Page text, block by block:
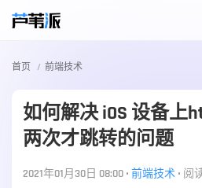
首页 前端技术
如何解决 iOS 设备上
两次才跳转的问题
2021年01月30日 08:00 • 前端技术 • 阅